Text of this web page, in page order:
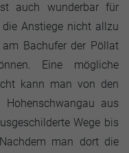
auch wunderbar für
Anstiege nicht allzu
Bachufer der Pöllat
Eine mögliche
kann man von den
aus
Wege bis
man dort die